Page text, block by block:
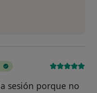
sesión porque no